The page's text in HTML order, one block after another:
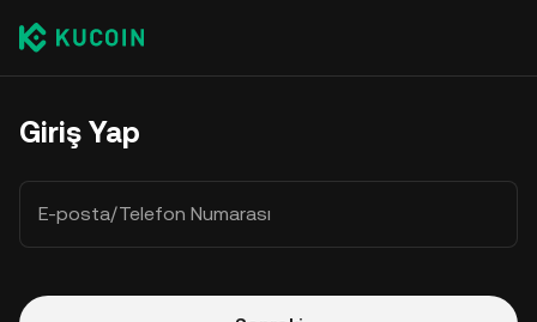
Giriş Yap
E-posta/Telefon Numarası